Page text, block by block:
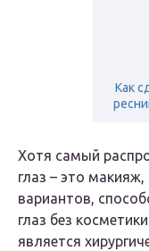
Как
Хотя самый
глаз – это
вариантов,
глаз без
является